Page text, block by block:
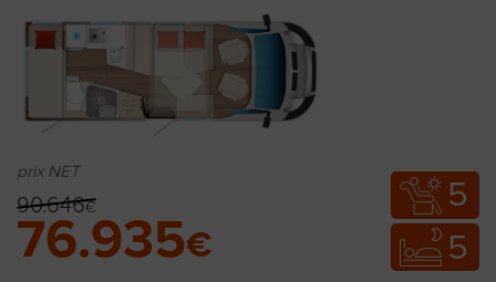
prix NET
90.646€
76.935€
5
5